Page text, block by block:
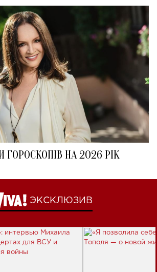
ГОРОСКОПІВ НА 2026 РІК
ЭКСКЛЮЗИВ